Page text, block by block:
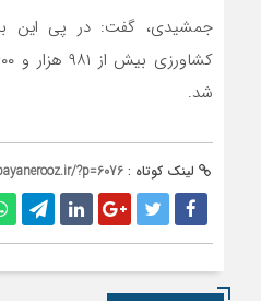
شد.
لینک کوتاه : ?p=6076